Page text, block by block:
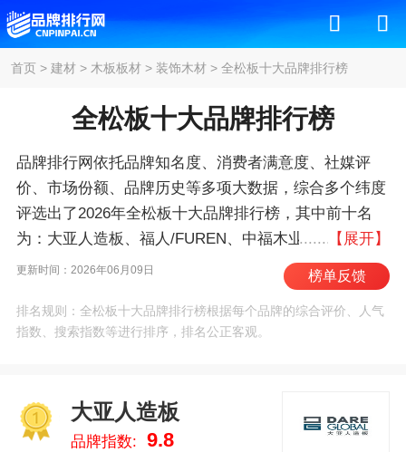
首页 > 建材> 木板板材> 装饰木材> 全松板十大品牌排行榜
全松板十大品牌排行榜
品牌排行网依托品牌知名度、消费者满意度、社媒评
价、市场份额、品牌历史等多项大数据，综合多个纬度
评选出了2026年全松板十大品牌排行榜，其中前十名
为：大亚人造板、福人/FUREN、中福木业、宁丰木
业、丰林/FENGLIN、高林/GAOLIN、丽人/LR、宝源木
业、永林蓝豹/YONGAN、三威 。我们致力于用最真实
的数据告诉您全松板什么牌子好，供您参考。
【展开】
更新时间：2026年06月09日 榜单反馈
排名规则：全松板十大品牌排行榜根据每个品牌的综合评价、人气
指数、搜索指数等进行排序，排名公正客观。
大亚人造板
品牌指数: 9.8